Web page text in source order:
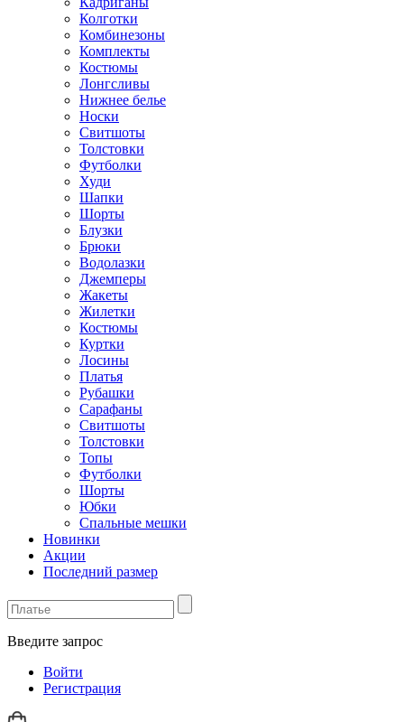
Колготки
Комбинезоны
Комплекты
Костюмы
Лонгсливы
Нижнее белье
Носки
Свитшоты
Толстовки
Футболки
Худи
Шапки
Шорты
Блузки
Брюки
Водолазки
Джемперы
Жакеты
Жилетки
Костюмы
Куртки
Лосины
Платья
Рубашки
Сарафаны
Свитшоты
Толстовки
Топы
Футболки
Шорты
Юбки
Спальные мешки
Новинки
Акции
Последний размер
Введите запрос
Войти
Регистрация